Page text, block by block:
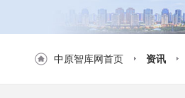
中原智库网首页 资讯